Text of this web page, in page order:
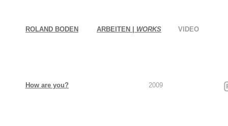
ROLAND BODEN ARBEITEN | WORKS VIDEO
How are you? 2009